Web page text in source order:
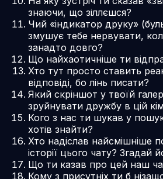
знаючи, що зіллєшся?
Чий «індикатор друку»
змушує тебе нервувати,
занадто довго?
Що найхаотичніше ти
Хто тут просто ставить
відповіді, бо лінь писати?
Який скріншот у твоїй
зруйнувати дружбу в цій
Кого з нас ти шукав у
хотів знайти?
Хто надіслав найсмішніше
історії цього чату? Згадай
Що ти казав про цей наш
Кому з присутніх ти б